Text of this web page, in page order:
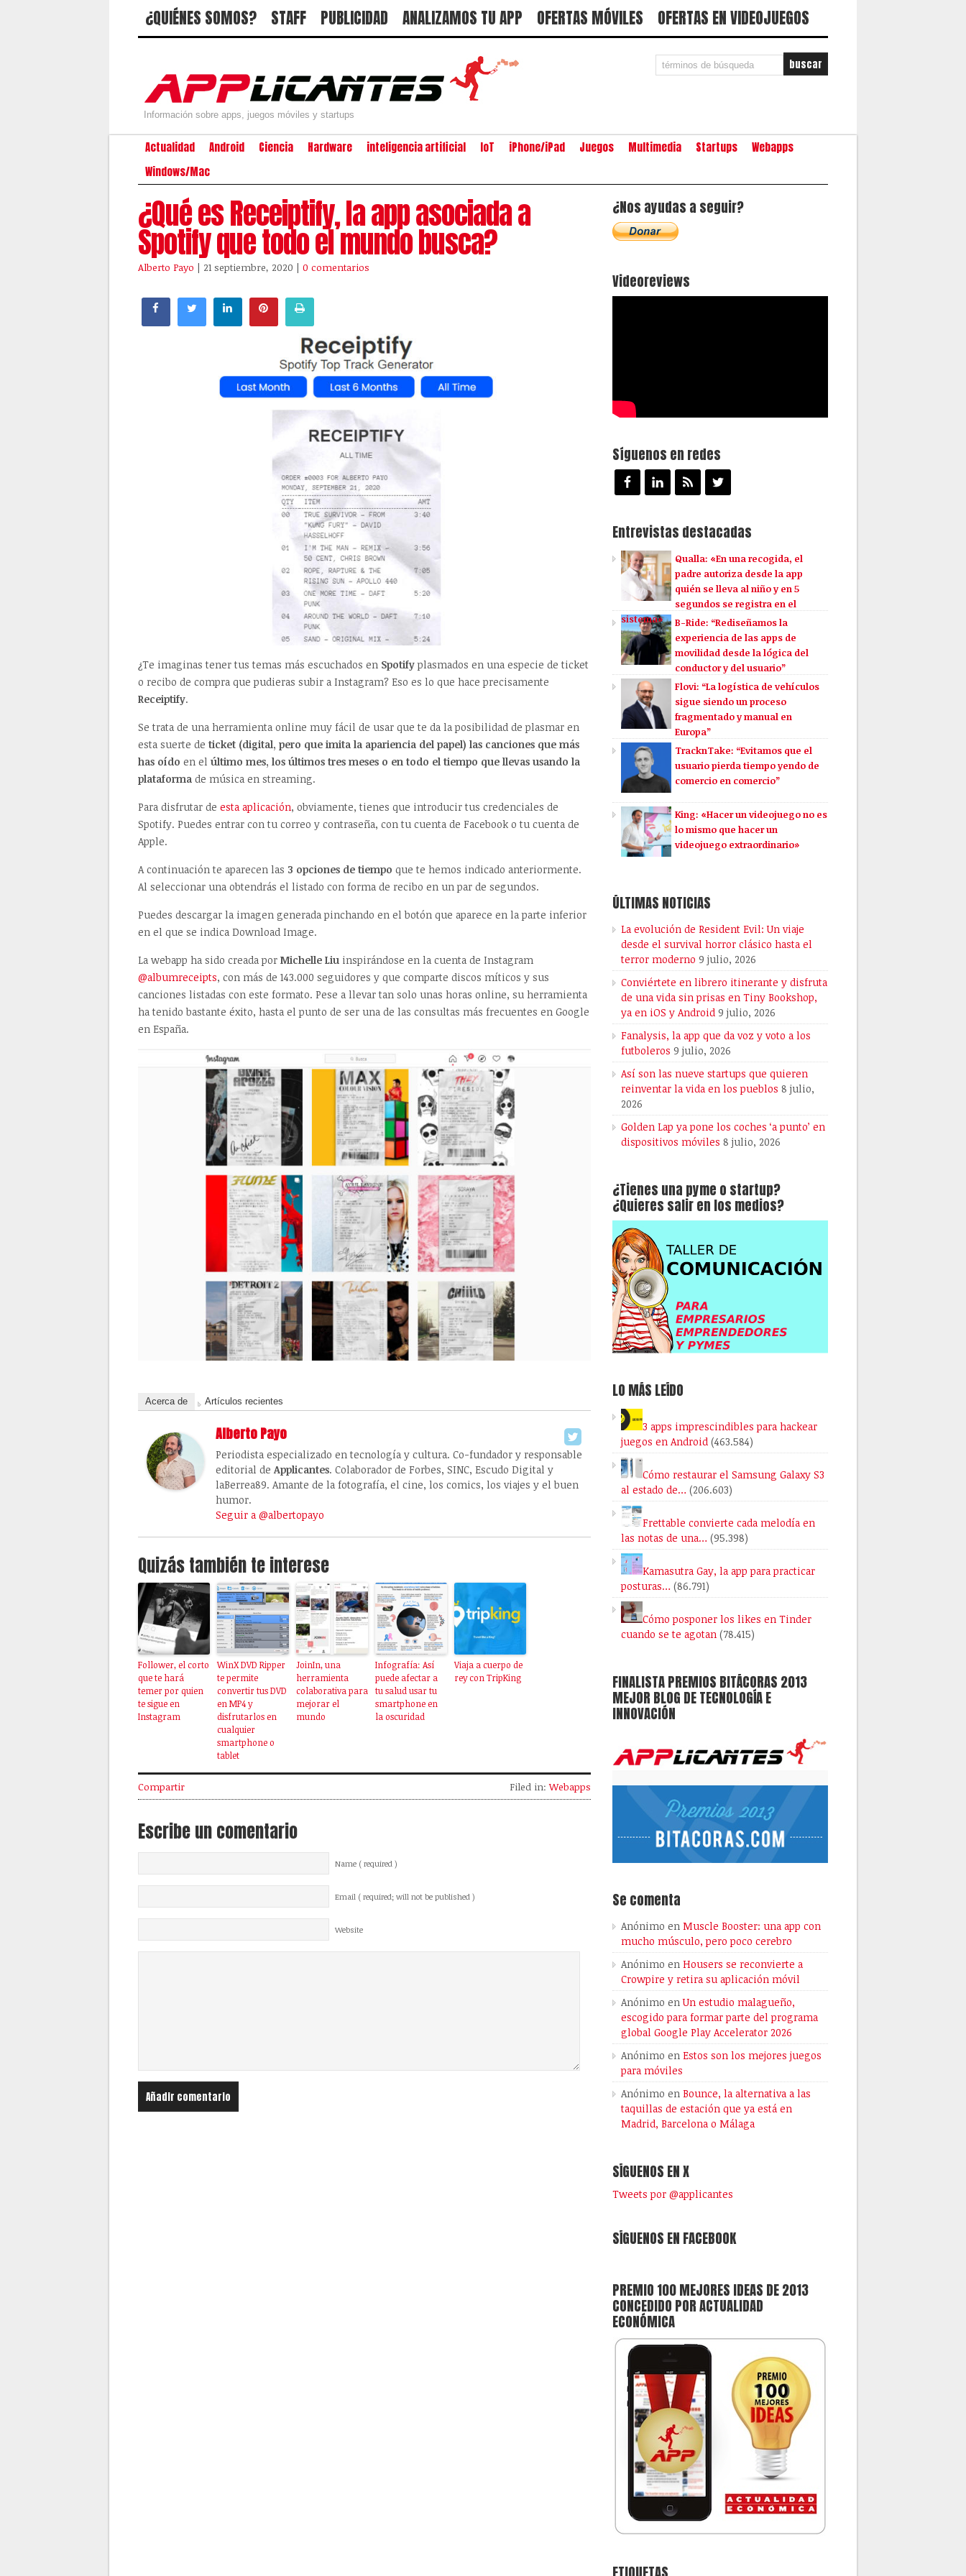
¿QUIÉNES SOMOS? STAFF PUBLICIDAD ANALIZAMOS TU APP OFERTAS MÓVILES OFERTAS EN VIDEOJUEGOS
Información sobre apps, juegos móviles y startups
Actualidad Android Ciencia Hardware inteligencia artificial IoT iPhone/iPad Juegos Multimedia Startups
Webapps
Windows/Mac
¿Qué es Receiptify, la app asociada a
Spotify que todo el mundo busca?
Alberto Payo | 21 septiembre, 2020 | 0 comentarios
¿Te imaginas tener tus temas más escuchados en Spotifyplasmados en una especie de ticket
o recibo de compra que pudieras subir a Instagram? Eso es lo que hace precisamente
Receiptify.
Se trata de una herramienta online muy fácil de usar que te da la posibilidad de plasmar en
esta suerte de ticket (digital, pero que imita la apariencia del papel) las canciones que más
has oído en el último mes, los últimos tres meses o en todo el tiempo que llevas usando la
plataforma de música en streaming.
Para disfrutar de esta aplicación, obviamente, tienes que introducir tus credenciales de
Spotify. Puedes entrar con tu correo y contraseña, con tu cuenta de Facebook o tu cuenta de
Apple.
A continuación te aparecen las 3 opciones de tiempo que te hemos indicado anteriormente.
Al seleccionar una obtendrás el listado con forma de recibo en un par de segundos.
Puedes descargar la imagen generada pinchando en el botón que aparece en la parte inferior
en el que se indica Download Image.
La webapp ha sido creada por Michelle Liu inspirándose en la cuenta de Instagram
@albumreceipts, con más de 143.000 seguidores y que comparte discos míticos y sus
canciones listadas con este formato. Pese a llevar tan solo unas horas online, su herramienta
ha tenido bastante éxito, hasta el punto de ser una de las consultas más frecuentes en Google
en España.
Acerca de Artículos recientes
Alberto Payo
Periodista especializado en tecnología y cultura. Co-fundador y responsable
editorial de Applicantes. Colaborador de Forbes, SINC, Escudo Digital y
laBerrea89. Amante de la fotografía, el cine, los comics, los viajes y el buen
humor.
Seguir a @albertopayo
Quizás también te interese
Follower, el corto
que te hará
temer por quien
te sigue en
Instagram
WinX DVD Ripper
te permite
convertir tus DVD
en MP4 y
disfrutarlos en
cualquier
smartphone o
tablet
JoinIn, una
herramienta
colaborativa para
mejorar el
mundo
Infografía: Así
puede afectar a
tu salud usar tu
smartphone en
la oscuridad
Viaja a cuerpo de
rey con TripKing
Compartir Filed in:Webapps
Escribe un comentario
Name ( required )
Email ( required; will not be published )
Website
¿Nos ayudas a seguir?
Videoreviews
Síguenos en redes
Entrevistas destacadas
Qualla: «En una recogida, el
padre autoriza desde la app
quién se lleva al niño y en 5
segundos se registra en el
sistema»
B-Ride: “Rediseñamos la
experiencia de las apps de
movilidad desde la lógica del
conductor y del usuario”
Flovi: “La logística de vehículos
sigue siendo un proceso
fragmentado y manual en
Europa”
TracknTake: “Evitamos que el
usuario pierda tiempo yendo de
comercio en comercio”
King: «Hacer un videojuego no es
lo mismo que hacer un
videojuego extraordinario»
ÚLTIMAS NOTICIAS
La evolución de Resident Evil: Un viaje
desde el survival horror clásico hasta el
terror moderno 9 julio, 2026
Conviértete en librero itinerante y disfruta
de una vida sin prisas en Tiny Bookshop,
ya en iOS y Android 9 julio, 2026
Fanalysis, la app que da voz y voto a los
futboleros 9 julio, 2026
Así son las nueve startups que quieren
reinventar la vida en los pueblos 8 julio,
2026
Golden Lap ya pone los coches ‘a punto’ en
dispositivos móviles 8 julio, 2026
¿Tienes una pyme o startup?
¿Quieres salir en los medios?
LO MÁS LEÍDO
3 apps imprescindibles para hackear
juegos en Android (463.584)
Cómo restaurar el Samsung Galaxy S3
al estado de… (206.603)
Frettable convierte cada melodía en
las notas de una… (95.398)
Kamasutra Gay, la app para practicar
posturas… (86.791)
Cómo posponer los likes en Tinder
cuando se te agotan (78.415)
FINALISTA PREMIOS BITÁCORAS 2013
MEJOR BLOG DE TECNOLOGÍA E
INNOVACIÓN
Se comenta
Anónimo en Muscle Booster: una app con
mucho músculo, pero poco cerebro
Anónimo en Housers se reconvierte a
Crowpire y retira su aplicación móvil
Anónimo enUn estudio malagueño,
escogido para formar parte del programa
global Google Play Accelerator 2026
Anónimo en Estos son los mejores juegos
para móviles
Anónimo en Bounce, la alternativa a las
taquillas de estación que ya está en
Madrid, Barcelona o Málaga
SÍGUENOS EN X
Tweets por @applicantes
SÍGUENOS EN FACEBOOK
PREMIO 100 MEJORES IDEAS DE 2013
CONCEDIDO POR ACTUALIDAD
ECONÓMICA